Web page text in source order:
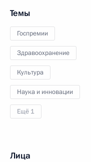
Темы
Госпремии
Здравоохранение
Культура
Наука и инновации
Ещё 1
Лица